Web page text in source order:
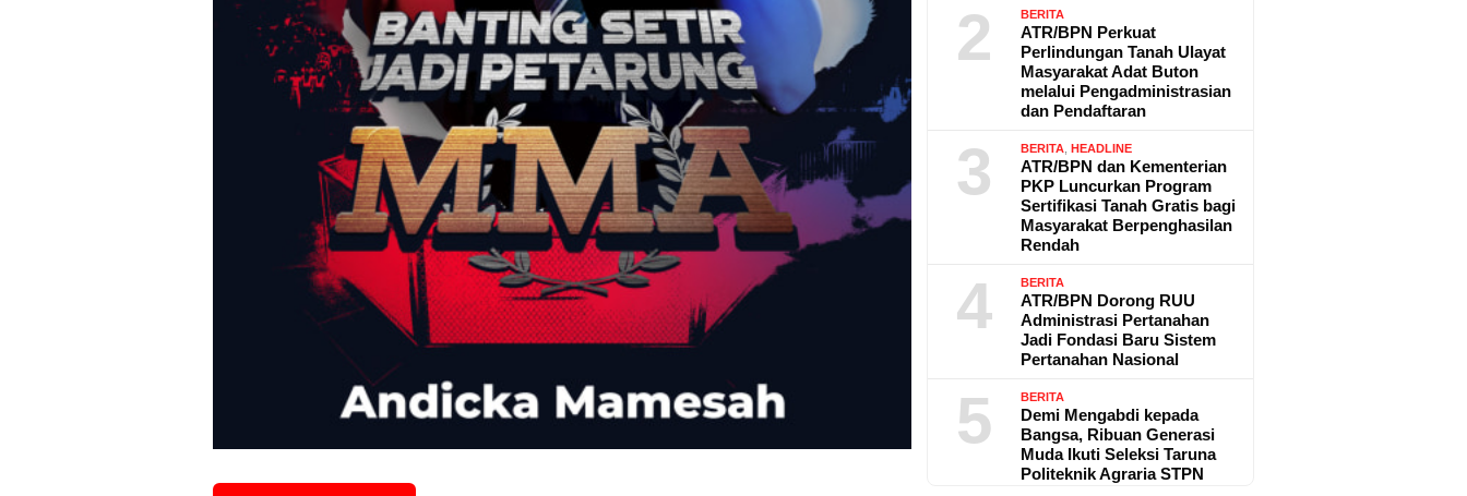
2 BERITA
ATR/BPN Perkuat
Perlindungan Tanah Ulayat
Masyarakat Adat Buton
melalui Pengadministrasian
dan Pendaftaran
3 BERITA HEADLINE
ATR/BPN dan Kementerian
PKP Luncurkan Program
Sertifikasi Tanah Gratis bagi
Masyarakat Berpenghasilan
Rendah
4 BERITA
ATR/BPN Dorong RUU
Administrasi Pertanahan
Jadi Fondasi Baru Sistem
Pertanahan Nasional
5 BERITA
Demi Mengabdi kepada
Bangsa, Ribuan Generasi
Muda Ikuti Seleksi Taruna
Politeknik Agraria STPN